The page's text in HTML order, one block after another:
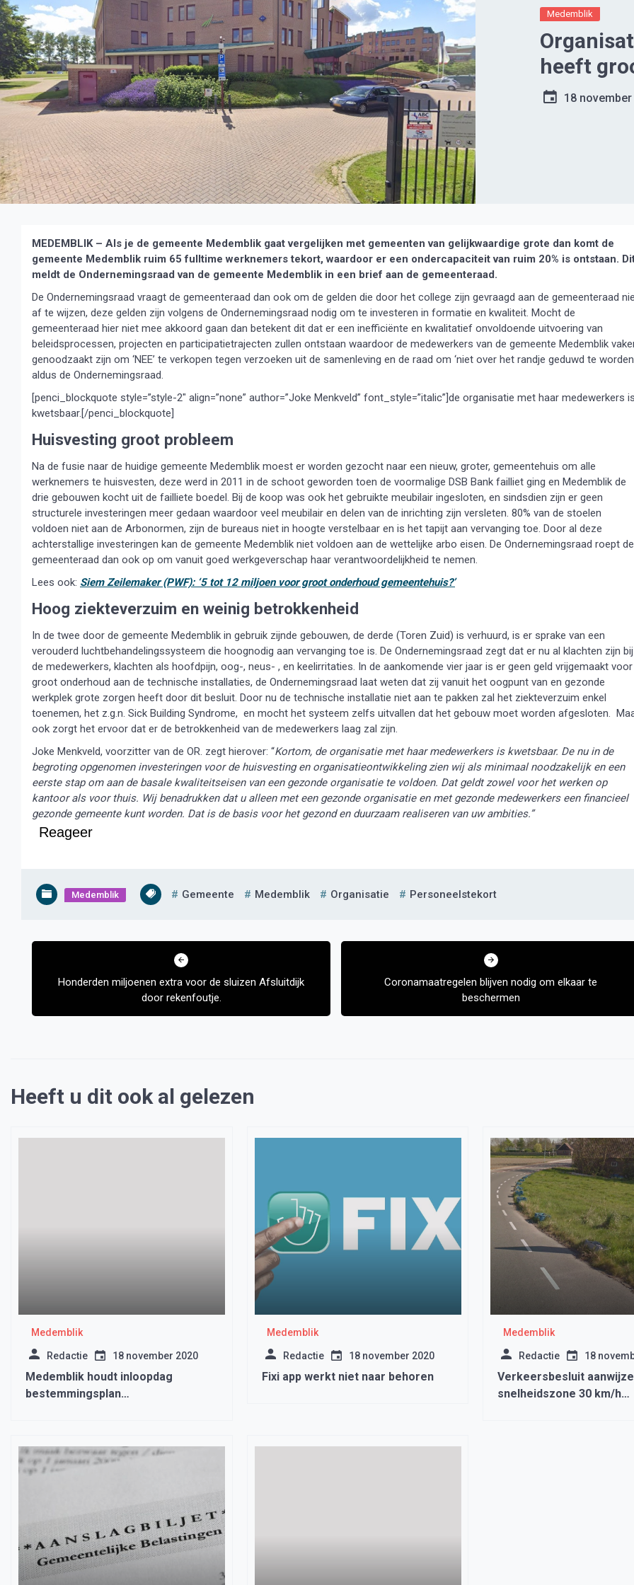
Medemblik
heeft
18
MEDEMBLIK – Als je de gemeente Medemblik gaat vergelijken met gemeenten van gelijkwaardige grote dan komt de
gemeente Medemblik ruim 65 fulltime werknemers tekort, waardoor er een ondercapaciteit van ruim 20% is ontstaan.
meldt de Ondernemingsraad van de gemeente Medemblik in een brief aan de gemeenteraad.
De Ondernemingsraad vraagt de gemeenteraad dan ook om de gelden die door het college zijn gevraagd aan de gemeenteraad
af te wijzen, deze gelden zijn volgens de Ondernemingsraad nodig om te investeren in formatie en kwaliteit. Mocht de
gemeenteraad hier niet mee akkoord gaan dan betekent dit dat er een inefficiënte en kwalitatief onvoldoende uitvoering van
beleidsprocessen, projecten en participatietrajecten zullen ontstaan waardoor de medewerkers van de gemeente Medemblik
genoodzaakt zijn om ‘NEE’ te verkopen tegen verzoeken uit de samenleving en de raad om ‘niet over het randje geduwd te
aldus de Ondernemingsraad.
[penci_blockquote style=”style-2″ align=”none” author=”Joke Menkveld” font_style=”italic”]de organisatie met haar medewerkers
kwetsbaar.[/penci_blockquote]
Huisvesting groot probleem
Na de fusie naar de huidige gemeente Medemblik moest er worden gezocht naar een nieuw, groter, gemeentehuis om alle
werknemers te huisvesten, deze werd in 2011 in de schoot geworden toen de voormalige DSB Bank failliet ging en Medemblik de
drie gebouwen kocht uit de failliete boedel. Bij de koop was ook het gebruikte meubilair ingesloten, en sindsdien zijn er geen
structurele investeringen meer gedaan waardoor veel meubilair en delen van de inrichting zijn versleten. 80% van de stoelen
voldoen niet aan de Arbonormen, zijn de bureaus niet in hoogte verstelbaar en is het tapijt aan vervanging toe. Door al deze
achterstallige investeringen kan de gemeente Medemblik niet voldoen aan de wettelijke arbo eisen. De Ondernemingsraad roept de
gemeenteraad dan ook op om vanuit goed werkgeverschap haar verantwoordelijkheid te nemen.
Lees ook: Siem Zeilemaker (PWF): ‘5 tot 12 miljoen voor groot onderhoud gemeentehuis?’
Hoog ziekteverzuim en weinig betrokkenheid
In de twee door de gemeente Medemblik in gebruik zijnde gebouwen, de derde (Toren Zuid) is verhuurd, is er sprake van een
verouderd luchtbehandelingssysteem die hoognodig aan vervanging toe is. De Ondernemingsraad zegt dat er nu al klachten zijn bij
de medewerkers, klachten als hoofdpijn, oog-, neus- , en keelirritaties. In de aankomende vier jaar is er geen geld vrijgemaakt voor
groot onderhoud aan de technische installaties, de Ondernemingsraad laat weten dat zij vanuit het oogpunt van en gezonde
werkplek grote zorgen heeft door dit besluit. Door nu de technische installatie niet aan te pakken zal het ziekteverzuim enkel
toenemen, het z.g.n. Sick Building Syndrome, en mocht het systeem zelfs uitvallen dat het gebouw moet worden afgesloten.
ook zorgt het ervoor dat er de betrokkenheid van de medewerkers laag zal zijn.
Joke Menkveld, voorzitter van de OR. zegt hierover: “Kortom, de organisatie met haar medewerkers is kwetsbaar. De nu in de
begroting opgenomen investeringen voor de huisvesting en organisatieontwikkeling zien wij als minimaal noodzakelijk en een
eerste stap om aan de basale kwaliteitseisen van een gezonde organisatie te voldoen. Dat geldt zowel voor het werken op
kantoor als voor thuis. Wij benadrukken dat u alleen met een gezonde organisatie en met gezonde medewerkers een financieel
gezonde gemeente kunt worden. Dat is de basis voor het gezond en duurzaam realiseren van uw ambities.”
Reageer
Medemblik Gemeente Medemblik Organisatie Personeelstekort
Bericht
Honderden miljoenen extra voor de sluizen Afsluitdijk
door rekenfoutje.
Coronamaatregelen blijven nodig om elkaar te
beschermen
Heeft u dit ook al gelezen
Medemblik
Redactie 18 november 2020
Medemblik houdt inloopdag
bestemmingsplan
Medemblik
Redactie 18 november 2020
Fixi app werkt niet naar behoren
Medemblik
Redactie 18
Verkeersbesluit
snelheidszone 30 km/h